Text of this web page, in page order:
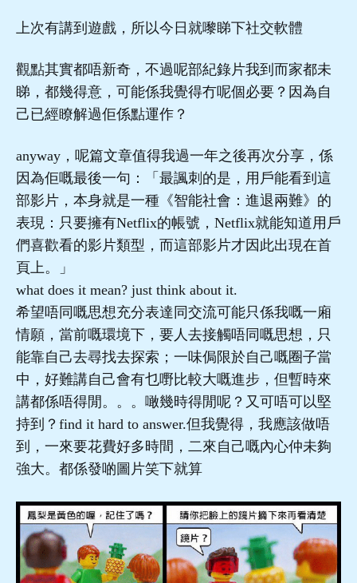
上次有講到遊戲，所以今日就嚟睇下社交軟體
觀點其實都唔新奇，不過呢部紀錄片我到而家都未
睇，都幾得意，可能係我覺得冇呢個必要？因為自
己已經瞭解過佢係點運作？
anyway，呢篇文章值得我過一年之後再次分享，係
因為佢嘅最後一句：「最諷刺的是，用戶能看到這
部影片，本身就是一種《智能社會：進退兩難》的
表現：只要擁有Netflix的帳號，Netflix就能知道用戶
們喜歡看的影片類型，而這部影片才因此出現在首
頁上。」
what does it mean? just think about it.
希望唔同嘅思想充分表達同交流可能只係我嘅一廂
情願，當前嘅環境下，要人去接觸唔同嘅思想，只
能靠自己去尋找去探索；一味侷限於自己嘅圈子當
中，好難講自己會有乜嘢比較大嘅進步，但暫時來
講都係唔得閒。。。噉幾時得閒呢？又可唔可以堅
持到？find it hard to answer.但我覺得，我應該做唔
到，一來要花費好多時間，二來自己嘅內心仲未夠
強大。都係發啲圖片笑下就算